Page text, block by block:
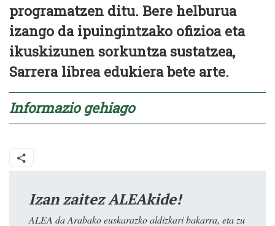
programatzen ditu. Bere helburua
izango da ipuingintzako ofizioa eta
ikuskizunen sorkuntza sustatzea,
Sarrera librea edukiera bete arte.
Informazio gehiago
Izan zaitez ALEAkide!
ALEA da Arabako euskarazko aldizkari bakarra, eta zu